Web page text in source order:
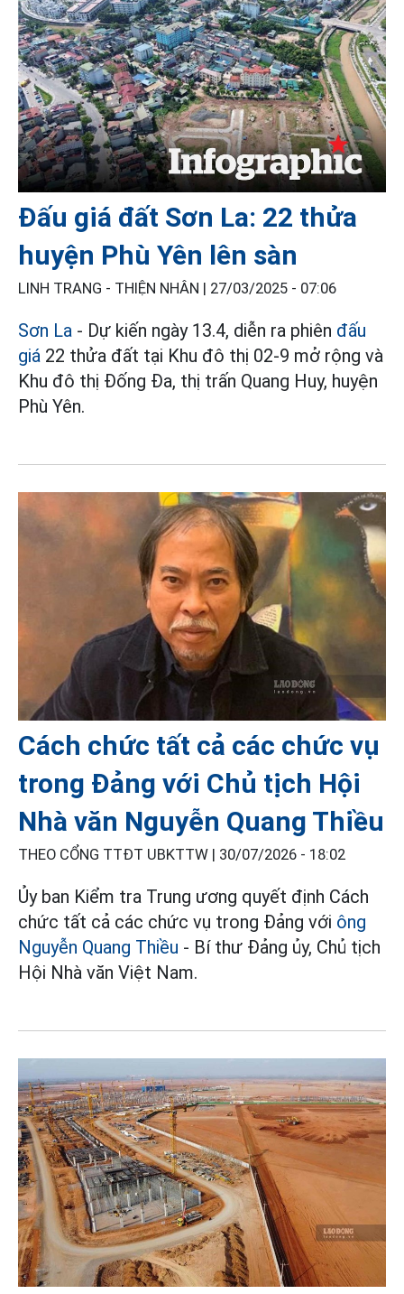
Đấu giá đất Sơn La: 22 thửa
huyện Phù Yên lên sàn
LINH TRANG - THIỆN NHÂN | 27/03/2025 - 07:06
Sơn La - Dự kiến ngày 13.4, diễn ra phiên đấu
giá 22 thửa đất tại Khu đô thị 02-9 mở rộng và
Khu đô thị Đống Đa, thị trấn Quang Huy, huyện
Phù Yên.
Cách chức tất cả các chức vụ
trong Đảng với Chủ tịch Hội
Nhà văn Nguyễn Quang Thiều
THEO CỔNG TTĐT UBKTTW | 30/07/2026 - 18:02
Ủy ban Kiểm tra Trung ương quyết định Cách
chức tất cả các chức vụ trong Đảng với ông
Nguyễn Quang Thiều - Bí thư Đảng ủy, Chủ tịch
Hội Nhà văn Việt Nam.